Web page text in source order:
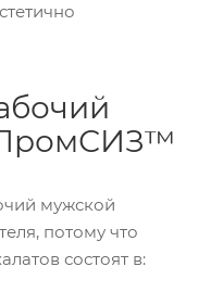
ПромСИЗ™
мужской
потому что
состоят в: